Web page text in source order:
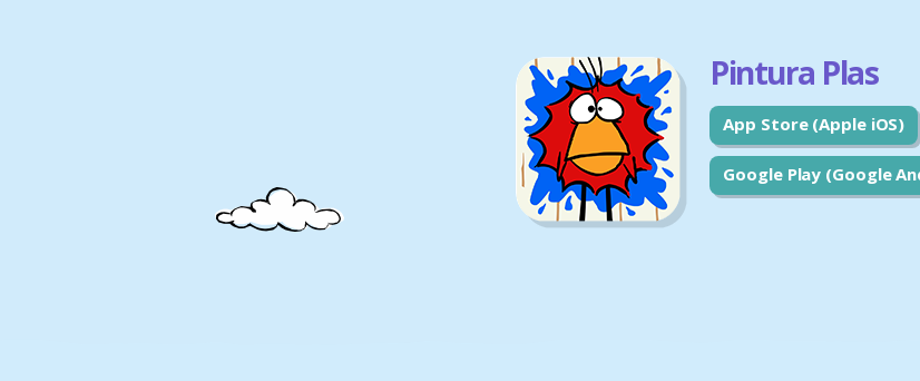
Pintura Plas
App Store (Apple iOS)
Google Play (Google